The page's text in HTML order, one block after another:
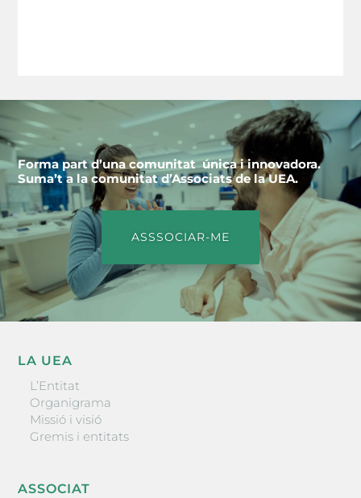
Forma part d’una comunitat única i innovadora.
Suma’t a la comunitat d’Associats de la UEA.
ASSSOCIAR-ME
LA UEA
L’Entitat
Organigrama
Missió i visió
Gremis i entitats
ASSOCIAT